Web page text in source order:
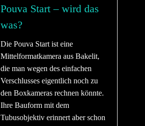
Pouva Start – wird das
was?
Die Pouva Start ist eine
Mittelformatkamera aus Bakelit,
die man wegen des einfachen
Verschlusses eigentlich noch zu
den Boxkameras rechnen könnte.
Ihre Bauform mit dem
Tubusobjektiv erinnert aber schon